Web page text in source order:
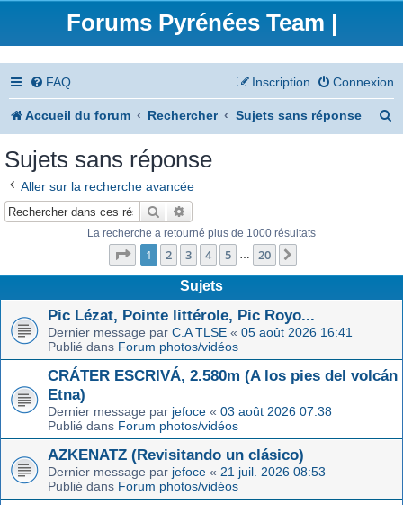
Forums Pyrénées Team |
FAQ Connexion
Inscription
Accueil du forum Rechercher Sujets sans réponse
Sujets sans réponse
Aller sur la recherche avancée
Rechercher
La recherche a retourné plus de 1000 résultats
Page 1sur20
1 2 3 4 5 … 20
Sujets
Pic Lézat, Pointe littérole, Pic Royo...
Dernier message par C.A TLSE « 05 août 2026 16:41
Publié dans Forum photos/vidéos
CRÁTER ESCRIVÁ, 2.580m (A los pies del volcán
Etna)
Dernier message par jefoce « 03 août 2026 07:38
Publié dans Forum photos/vidéos
AZKENATZ (Revisitando un clásico)
Dernier message par jefoce « 21 juil. 2026 08:53
Publié dans Forum photos/vidéos